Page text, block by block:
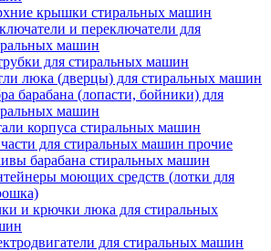
крышки стиральных машин
и переключатели для
машин
для стиральных машин
люка (дверцы) для стиральных машин
барабана (лопасти, бойники) для
машин
корпуса стиральных машин
для стиральных машин прочие
барабана стиральных машин
моющих средств (лотки для
и крючки люка для стиральных
для стиральных машин